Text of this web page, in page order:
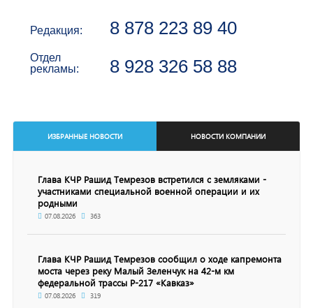
Редакция: 8 878 223 89 40
Отдел
рекламы:
8 928 326 58 88
ИЗБРАННЫЕ НОВОСТИ НОВОСТИ КОМПАНИИ
Глава КЧР Рашид Темрезов встретился с земляками -
участниками специальной военной операции и их
родными
07.08.2026 363
Глава КЧР Рашид Темрезов сообщил о ходе капремонта
моста через реку Малый Зеленчук на 42-м км
федеральной трассы Р-217 «Кавказ»
07.08.2026 319